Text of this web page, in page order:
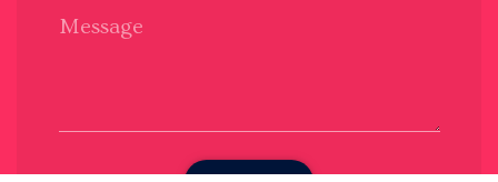
Message